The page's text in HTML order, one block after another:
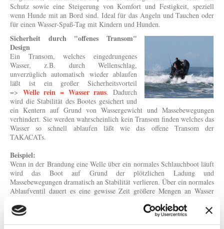
Schutz sowie eine Steigerung von Komfort und Festigkeit, speziell
wenn Hunde mit an Bord sind. Ideal für das Angeln und Tauchen oder
für einen Wasser-Spaß-Tag mit Kindern und Hunden.
Sicherheit durch "offenes Transom"
Design
Ein Transom, welches eingedrungenes
Wasser, z.B. durch Wellenschlag,
unverzüglich automatisch wieder ablaufen
läßt ist ein großer Sicherheitsvorteil
=> Welle rein = Wasser raus. Dadurch
wird die Stabilität des Bootes gesichert und
ein Kentern auf Grund von Wassergewicht und Massebewegungen
verhindert. Sie werden wahrscheinlich kein Transom finden welches das
Wasser so schnell ablaufen läßt wie das offene Transom der
TAKACATs.
Beispiel:
Wenn in der Brandung eine Welle über ein normales Schlauchboot läuft
wird das Boot auf Grund der plötzlichen Ladung und
Massebewegungen dramatisch an Stabilität verlieren. Über ein normales
Ablaufventil dauert es eine gewisse Zeit größere Mengen an Wasser
Boot in einem sehr instabilen Zustand da die Schwere des Wassers in
Verbindung mit seiner Massenträgheit und andauernden
Wellenbewegungen in der Brandung einen unkontrollierbaren Zustand